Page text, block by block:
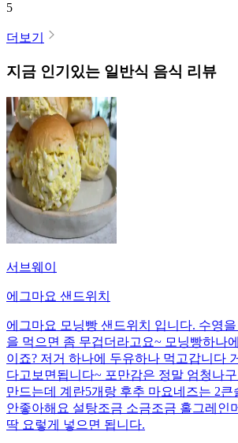
5
더보기
지금 인기있는 일반식 음식 리뷰
서브웨이
에그마요 샌드위치
에그마요 모닝빵 샌드위치 입니다. 수영
을 먹으면 좀 무겁더라고요~ 모닝빵하나
이죠? 저거 하나에 두유하나 먹고갑니다
다고보면됩니다~ 포만감은 정말 엄청나
만드는데 계란5개랑 후추 마요네즈는 2큰
안좋아해요 설탕조금 소금조금 홀그레인
딱 요렇게 넣으면 됩니다.